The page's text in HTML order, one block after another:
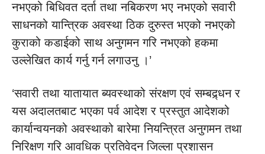
नभएको बिधिवत दर्ता तथा नबिकरण भए नभएको सवारी
साधनको यान्त्रिक अवस्था ठिक दुरुस्त भएको नभएको
कुराको कडाईको साथ अनुगमन गरि नभएको हकमा
उल्लेखित कार्य गर्नु गर्न लगाउनु ।’
‘सवारी तथा यातायात ब्यवस्थाको संरक्षण एवं सम्बद्र्धन र
यस अदालतबाट भएका पर्व आदेश र प्रस्तुत आदेशको
कार्यान्वयनको अवस्थाको बारेमा नियन्त्रित अनुगमन तथा
निरिक्षण गरि आवधिक प्रतिवेदन जिल्ला प्रशासन